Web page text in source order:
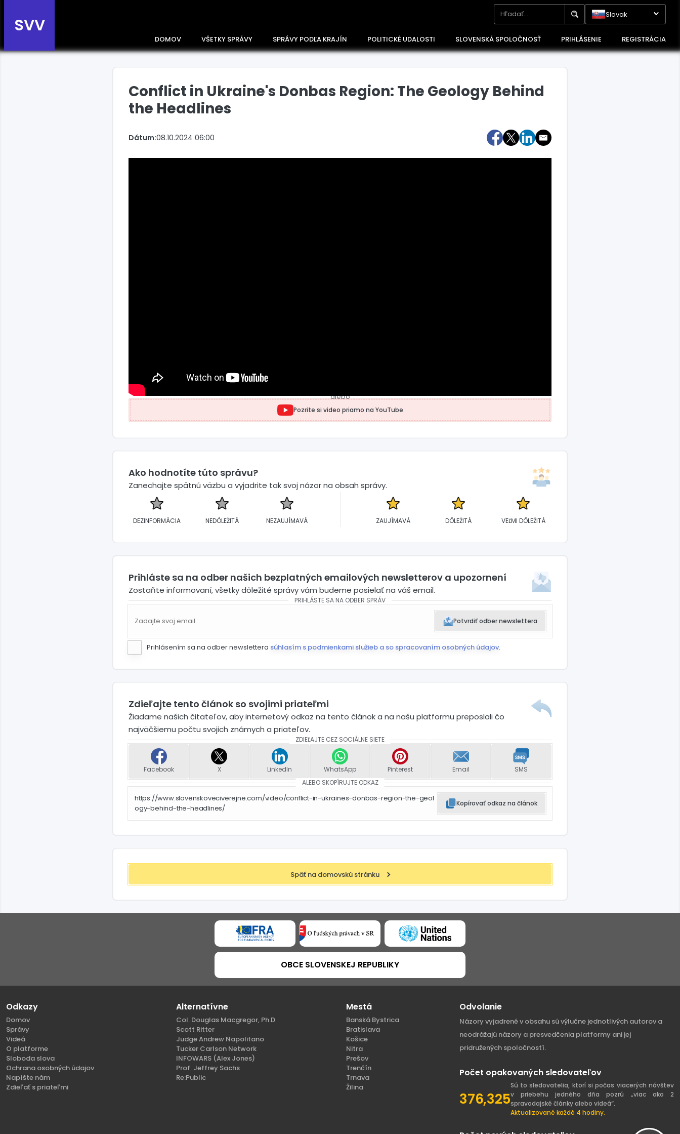
SVV
Slovak
DOMOV VŠETKY SPRÁVY SPRÁVY PODĽA KRAJÍN POLITICKÉ UDALOSTI SLOVENSKÁ SPOLOČNOSŤ PRIHLÁSENIE REGISTRÁCIA
Maďarsko
Conflict in Ukraine's Donbas Region: The Geology Behind
the Headlines
Dátum:08.10.2024 06:00
alebo
Pozrite si video priamo na YouTube
Ako hodnotíte túto správu?
Zanechajte spätnú väzbu a vyjadrite tak svoj názor na obsah správy.
DEZINFORMÁCIA NEDÔLEŽITÁ NEZAUJÍMAVÁ ZAUJÍMAVÁ DÔLEŽITÁ VEĽMI DÔLEŽITÁ
Prihláste sa na odber našich bezplatných emailových newsletterov a upozornení
Zostaňte informovaní, všetky dôležité správy vám budeme posielať na váš email.
PRIHLÁSTE SA NA ODBER SPRÁV
Potvrdiť odber newslettera
Prihlásením sa na odber newslettera súhlasím s podmienkami služieb a so spracovaním osobných údajov.
Zdieľajte tento článok so svojimi priateľmi
Žiadame našich čitateľov, aby internetový odkaz na tento článok a na našu platformu preposlali čo
najväčšiemu počtu svojich známych a priateľov.
ZDIEĽAJTE CEZ SOCIÁLNE SIETE
Facebook X LinkedIn WhatsApp Pinterest Email
SMS
ALEBO SKOPÍRUJTE ODKAZ
https://www.slovenskoveciverejne.com/video/conflict-in-ukraines-donbas-region-the-geol
ogy-behind-the-headlines/
Kopírovať odkaz na článok
Späť na domovskú stránku
OBCE SLOVENSKEJ REPUBLIKY
Odkazy
Domov
Správy
Videá
O platforme
Sloboda slova
Ochrana osobných údajov
Napíšte nám
Zdieľať s priateľmi
Alternatívne
Col. Douglas Macgregor, Ph.D
Scott Ritter
Judge Andrew Napolitano
Tucker Carlson Network
INFOWARS (Alex Jones)
Prof. Jeffrey Sachs
Re:Public
Mestá
Banská Bystrica
Bratislava
Košice
Nitra
Prešov
Trenčín
Trnava
Žilina
Odvolanie
Názory vyjadrené v obsahu sú výlučne jednotlivých autorov a
neodrážajú názory a presvedčenia platformy ani jej
pridružených spoločností.
Počet opakovaných sledovateľov
376,325
Sú to sledovatelia, ktorí si počas viacerých návštev
v priebehu jedného dňa pozrú „viac ako 2
spravodajské články alebo videá“.
Aktualizované každé 4 hodiny.